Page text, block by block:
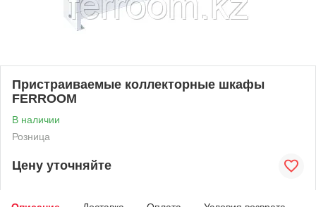
Пристраиваемые коллекторные шкафы
FERROOM
В наличии
Розница
Цену уточняйте